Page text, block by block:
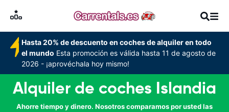
Hasta 20% de descuento en coches de alquiler en todo
el mundo Esta promoción es válida hasta 11 de agosto de
2026 - ¡aprovéchala hoy mismo!
Alquiler de coches Islandia
Ahorre tiempo y dinero. Nosotros comparamos por usted las